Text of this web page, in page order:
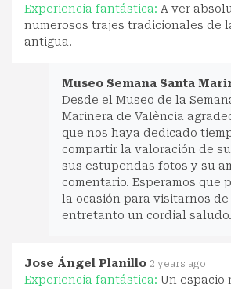
Experiencia fantástica: A ver
numerosos trajes tradicionales de
antigua.
Museo Semana Santa
Desde el Museo de la
Marinera de València
que nos haya dedicado
compartir la valoración de
sus estupendas fotos y su
comentario. Esperamos que
la ocasión para visitarnos de
entretanto un cordial saludo.
Jose Ángel Planillo 2 years ago
Experiencia fantástica: Un espacio